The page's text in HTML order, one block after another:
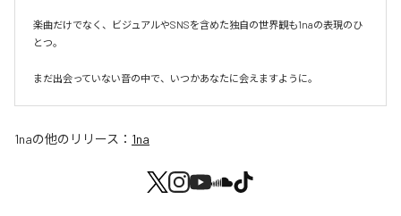
楽曲だけでなく、ビジュアルやSNSを含めた独自の世界観も1naの表現のひ
とつ。
まだ出会っていない音の中で、いつかあなたに会えますように。
1naの他のリリース： 1na